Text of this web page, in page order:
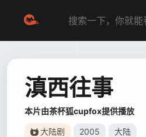
滇西往事
本片由茶杯狐cupfox提供播放
大陆剧 2005 大陆